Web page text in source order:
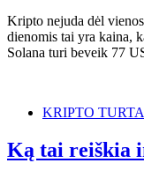
Kripto nejuda dėl
dienomis tai yra kaina,
Solana turi beveik 77
KRIPTO
Ką tai reiškia